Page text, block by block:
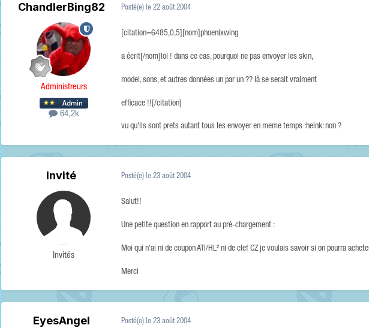
ChandlerBing82
Administreurs
64,2k
Posté(e) le 22 août 2004
[citation=6485,0,5][nom]phoenixwing
a écrit[/nom]lol ! dans ce cas, pourquoi ne pas envoyer les skin,
model, sons, et autres données un par un ?? là se serait vraiment
efficace !![/citation]
vu qu'ils sont prets autant tous les envoyer en meme temps :heink: non ?
Invité
Invités
Posté(e) le 23 août 2004
Salut!!
Une petite question en rapport au pré-chargement :
Moi qui n'ai ni de coupon ATI/HL² ni de clef CZ je voulais savoir si on pourra
Merci
EyesAngel Posté(e) le 23 août 2004